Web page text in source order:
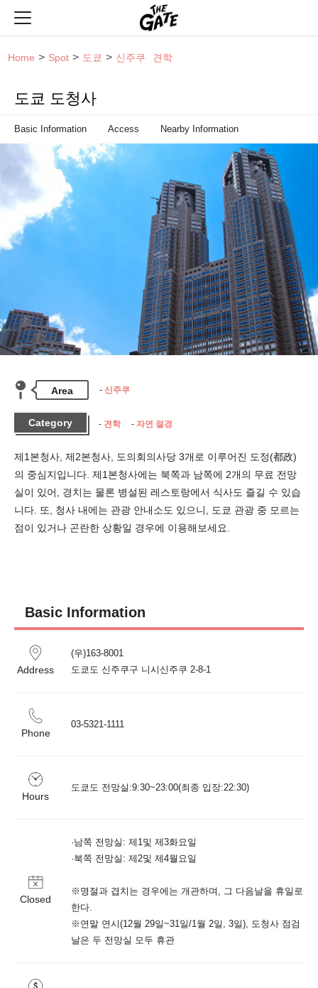
Home Spot 도쿄 신주쿠 견학
도쿄 도청사
Basic Information Access Nearby Information
Area 신주쿠
Category 견학 자연 절경
제1본청사, 제2본청사, 도의회의사당 3개로 이루어진 도정(都政)
의 중심지입니다. 제1본청사에는 북쪽과 남쪽에 2개의 무료 전망
실이 있어, 경치는 물론 병설된 레스토랑에서 식사도 즐길 수 있습
니다. 또, 청사 내에는 관광 안내소도 있으니, 도쿄 관광 중 모르는
점이 있거나 곤란한 상황일 경우에 이용해보세요.
Basic Information
Address
(우)163-8001
Phone
03-5321-1111
Hours
도쿄도 전망실:9:30~23:00(최종 입장:22:30)
Closed
·남쪽 전망실: 제1및 제3화요일
·북쪽 전망실: 제2및 제4월요일
※명절과 겹치는 경우에는 개관하며, 그 다음날을 휴일로
한다.
※연말 연시(12월 29일~31일/1월 2일, 3일), 도청사 점검